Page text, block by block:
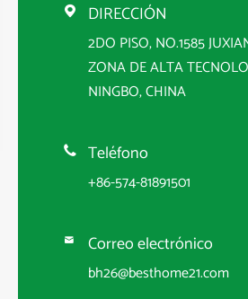
 DIRECCIÓN
2DO PISO, NO.1585
ZONA DE ALTA
NINGBO, CHINA
 Teléfono
+86-574-81891501
 Correo electrónico
bh26@besthome21.com